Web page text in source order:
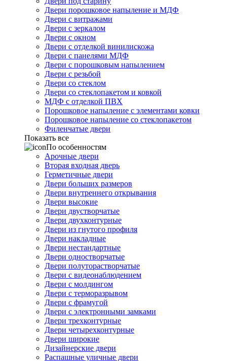
Двери порошковое напыление и МДФ
Двери с витражами
Двери с зеркалом
Двери с окном
Двери с отделкой винилискожа
Двери с панелями МДФ
Двери с порошковым напылением
Двери с резьбой
Двери со стеклом
Двери со стеклопакетом и ковкой
МДФ с отделкой ПВХ
Порошковое напыление с элементами ковки
Порошковое напыление со стеклопакетом
Филенчатые двери
Показать все
По особенностям
Арочные двери
Вторая входная дверь
Герметичные двери
Двери больших размеров
Двери внутреннего открывания
Двери высокие
Двери двустворчатые
Двери двухконтурные
Двери из гнутого профиля
Двери накладные
Двери нестандартные
Двери одностворчатые
Двери полуторастворчатые
Двери с видеонаблюдением
Двери с молдингом
Двери с терморазрывом
Двери с фрамугой
Двери с электронными замками
Двери трехконтурные
Двери четырехконтурные
Двери широкие
Дизайнерские двери
Распашные уличные двери